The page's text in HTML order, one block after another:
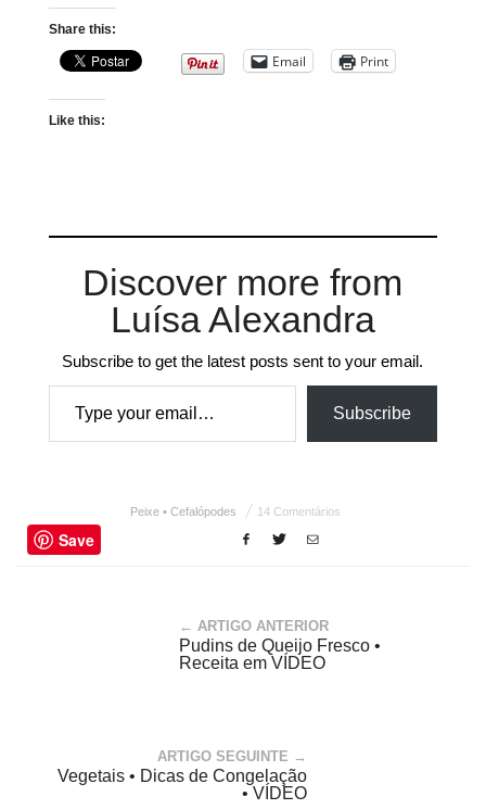
Share this:
Email Print
Like this:
Discover more from
Luísa Alexandra
Subscribe to get the latest posts sent to your email.
Type your email…
Subscribe
Peixe • Cefalópodes 14 Comentários
Save
← ARTIGO ANTERIOR
Pudins de Queijo Fresco •
Receita em VÍDEO
ARTIGO SEGUINTE →
Vegetais • Dicas de Congelação
• VÍDEO